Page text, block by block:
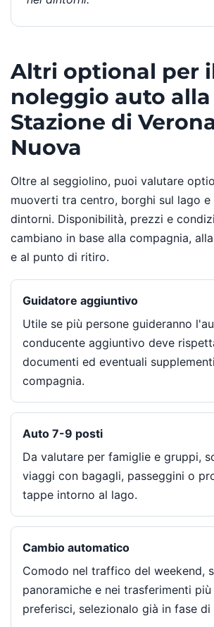
Altri optional per
noleggio auto alla
Stazione di
Nuova
Oltre al seggiolino, puoi valutare
muoverti tra centro, borghi sul lago e
dintorni. Disponibilità, prezzi e
cambiano in base alla compagnia,
e al punto di ritiro.
Guidatore aggiuntivo
Utile se più persone guideranno
conducente aggiuntivo deve
documenti ed eventuali
compagnia.
Auto 7-9 posti
Da valutare per famiglie e gruppi,
viaggi con bagagli, passeggini o
tappe intorno al lago.
Cambio automatico
Comodo nel traffico del weekend,
panoramiche e nei trasferimenti più
preferisci, selezionalo già in fase di